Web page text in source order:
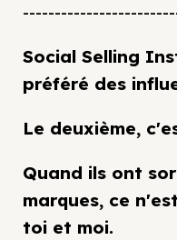
Social Selling
préféré des
Le deuxième,
Quand ils ont
marques, ce
toi et moi.